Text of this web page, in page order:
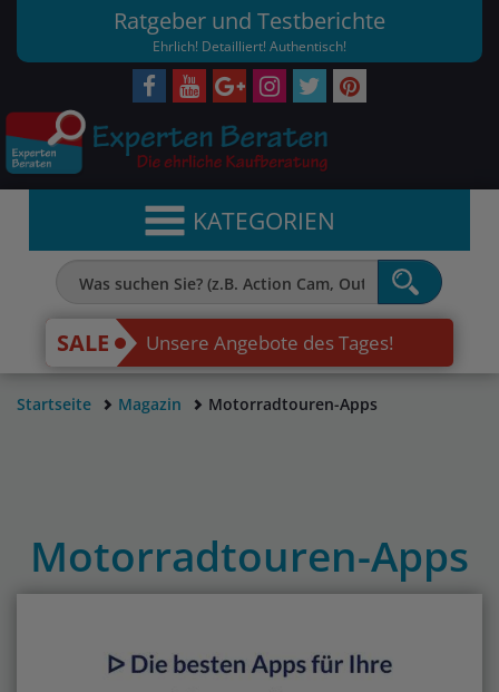
Ratgeber und Testberichte
Ehrlich! Detailliert! Authentisch!
KATEGORIEN
SALE Unsere Angebote des Tages!
Startseite Magazin Motorradtouren-Apps
Motorradtouren-Apps